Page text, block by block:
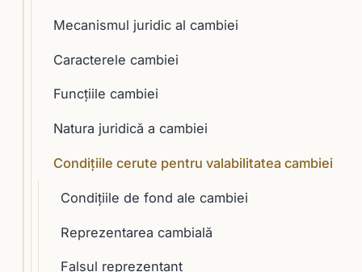
Mecanismul juridic al cambiei
Caracterele cambiei
Funcţiile cambiei
Natura juridică a cambiei
Condiţiile cerute pentru valabilitatea cambiei
Condiţiile de fond ale cambiei
Reprezentarea cambială
Falsul reprezentant